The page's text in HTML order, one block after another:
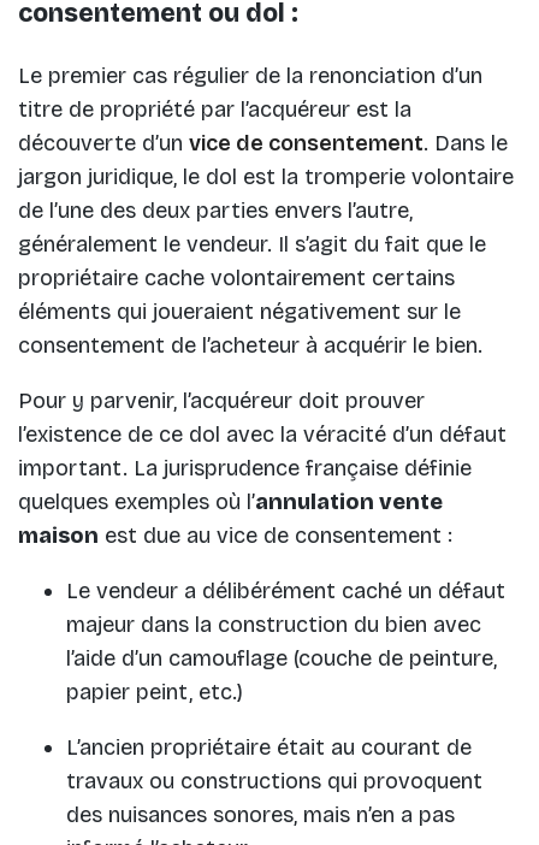
consentement ou dol :
Le premier cas régulier de la renonciation d’un
titre de propriété par l’acquéreur est la
découverte d’un vice de consentement. Dans le
jargon juridique, le dol est la tromperie volontaire
de l’une des deux parties envers l’autre,
généralement le vendeur. Il s’agit du fait que le
propriétaire cache volontairement certains
éléments qui joueraient négativement sur le
consentement de l’acheteur à acquérir le bien.
Pour y parvenir, l’acquéreur doit prouver
l’existence de ce dol avec la véracité d’un défaut
important. La jurisprudence française définie
quelques exemples où l’annulation vente
maison est due au vice de consentement :
Le vendeur a délibérément caché un défaut
majeur dans la construction du bien avec
l’aide d’un camouflage (couche de peinture,
papier peint, etc.)
L’ancien propriétaire était au courant de
travaux ou constructions qui provoquent
des nuisances sonores, mais n’en a pas